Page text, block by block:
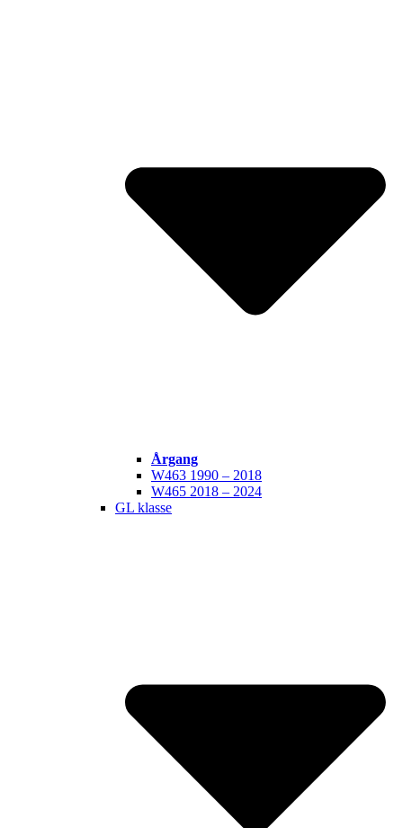
Årgang
W463 1990 – 2018
W465 2018 – 2024
GL klasse